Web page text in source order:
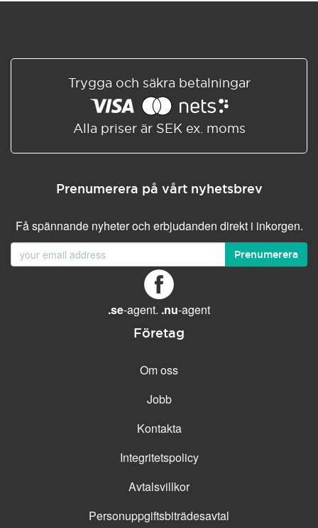
Trygga och säkra betalningar
Alla priser är SEK ex. moms
Prenumerera på vårt nyhetsbrev
Få spännande nyheter och erbjudanden direkt i inkorgen.
Prenumerera
.se-agent. .nu-agent
Företag
Om oss
Jobb
Kontakta
Integritetspolicy
Avtalsvillkor
Personuppgifts­biträdesavtal